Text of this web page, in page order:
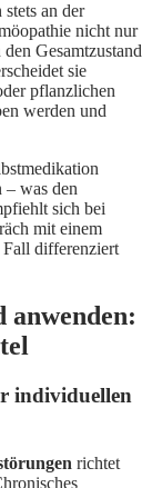
an der
nicht nur
Gesamtzustand
sie
pflanzlichen
werden und
– was den
sich bei
mit einem
differenziert
anwenden:
individuellen
richtet